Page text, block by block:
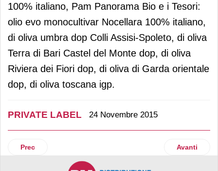
100% italiano, Pam Panorama Bio e i Tesori:
olio evo monocultivar Nocellara 100% italiano,
di oliva umbra dop Colli Assisi-Spoleto, di oliva
Terra di Bari Castel del Monte dop, di oliva
Riviera dei Fiori dop, di oliva di Garda orientale
dop, di oliva toscana igp.
PRIVATE LABEL 24 Novembre 2015
Articolo precedente: A Marca 2016 la prima edizione del
Prec Articolo
Avanti